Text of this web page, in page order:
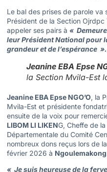
Le bal des prises de parole va
Président de la Section Ojrdpc
appeler ses pairs à «
leur Président National pour
grandeur et de l’espérance ».
Jeanine EBA Epse
la Section Mvila-Est
Jeanine EBA Epse NGO’O, la
Mvila-Est et présidente
ensuite de la voix pour
LIBOM LI LIKENG, Cheffe de
Départementale du Comité
nombreux dons reçus lors de
février 2026 à Ngoulemakong
« Je suis heureuse de la